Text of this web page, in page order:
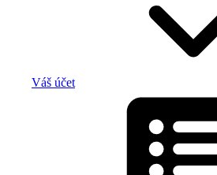
Váš účet